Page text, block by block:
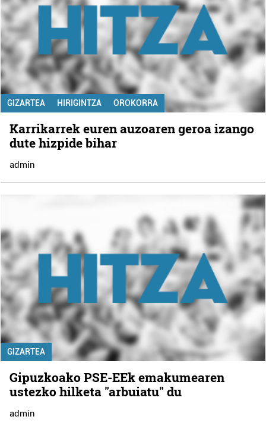
GIZARTEA HIRIGINTZA OROKORRA
Karrikarrek euren auzoaren geroa izango
dute hizpide bihar
admin
GIZARTEA
Gipuzkoako PSE-EEk emakumearen
ustezko hilketa "arbuiatu" du
admin